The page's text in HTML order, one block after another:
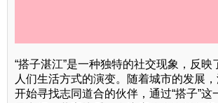
“搭子湛江”是一种独特的社交现象，反映
人们生活方式的演变。随着城市的发展
开始寻找志同道合的伙伴，通过“搭子”这